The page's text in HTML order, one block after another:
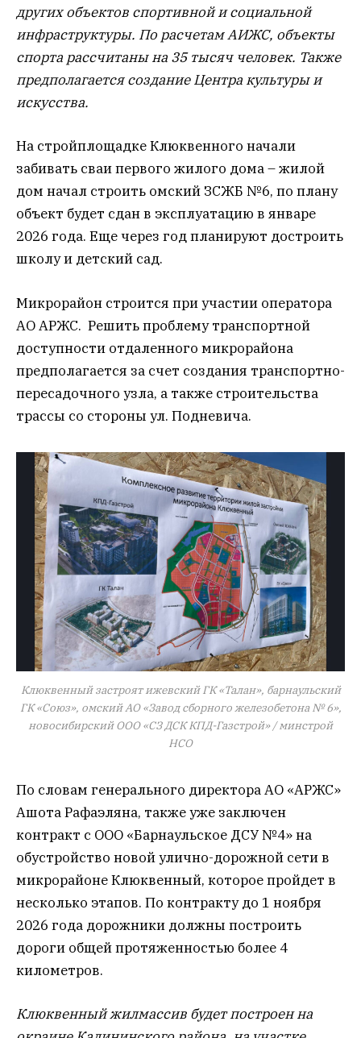
других объектов спортивной и социальной
инфраструктуры. По расчетам АИЖС, объекты
спорта рассчитаны на 35 тысяч человек. Также
предполагается создание Центра культуры и
искусства.
На стройплощадке Клюквенного начали
забивать сваи первого жилого дома – жилой
дом начал строить омский ЗСЖБ №6, по плану
объект будет сдан в эксплуатацию в январе
2026 года. Еще через год планируют достроить
школу и детский сад.
Микрорайон строится при участии оператора
АО АРЖС. Решить проблему транспортной
доступности отдаленного микрорайона
предполагается за счет создания транспортно-
пересадочного узла, а также строительства
трассы со стороны ул. Подневича.
Клюквенный застроят ижевский ГК «Талан», барнаульский
ГК «Союз», омский АО «Завод сборного железобетона № 6»,
новосибирский ООО «СЗ ДСК КПД-Газстрой» / минстрой
НСО
По словам генерального директора АО «АРЖС»
Ашота Рафаэляна, также уже заключен
контракт с ООО «Барнаульское ДСУ №4» на
обустройство новой улично-дорожной сети в
микрорайоне Клюквенный, которое пройдет в
несколько этапов. По контракту до 1 ноября
2026 года дорожники должны построить
дороги общей протяженностью более 4
километров.
Клюквенный жилмассив будет построен на